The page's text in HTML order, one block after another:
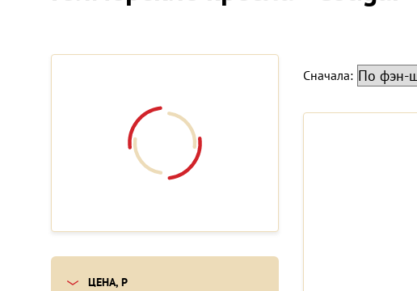
ЦЕНА, Р
Сначала: